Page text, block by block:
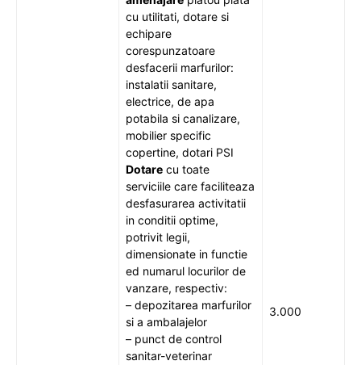
cu utilitati, dotare si
echipare
corespunzatoare
desfacerii marfurilor:
instalatii sanitare,
electrice, de apa
potabila si canalizare,
mobilier specific
copertine, dotari PSI
Dotare cu toate
serviciile care faciliteaza
desfasurarea activitatii
in conditii optime,
potrivit legii,
dimensionate in functie
ed numarul locurilor de
vanzare, respectiv:
– depozitarea marfurilor
si a ambalajelor
– punct de control
sanitar-veterinar
3.000